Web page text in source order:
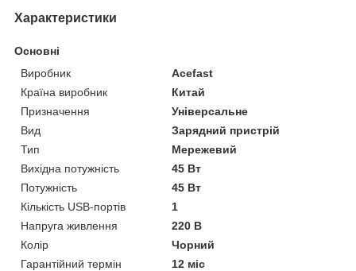
Характеристики
Основні
Виробник
Acefast
Країна виробник
Китай
Призначення
Універсальне
Вид
Зарядний пристрій
Тип
Мережевий
Вихідна потужність
45 Вт
Потужність
45 Вт
Кількість USB-портів
1
Напруга живлення
220 В
Колір
Чорний
Гарантійний термін
12 міс